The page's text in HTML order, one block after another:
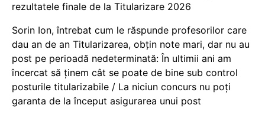
rezultatele finale de la Titularizare 2026
Sorin Ion, întrebat cum le răspunde profesorilor care
dau an de an Titularizarea, obțin note mari, dar nu au
post pe perioadă nedeterminată: În ultimii ani am
încercat să ținem cât se poate de bine sub control
posturile titularizabile / La niciun concurs nu poți
garanta de la început asigurarea unui post